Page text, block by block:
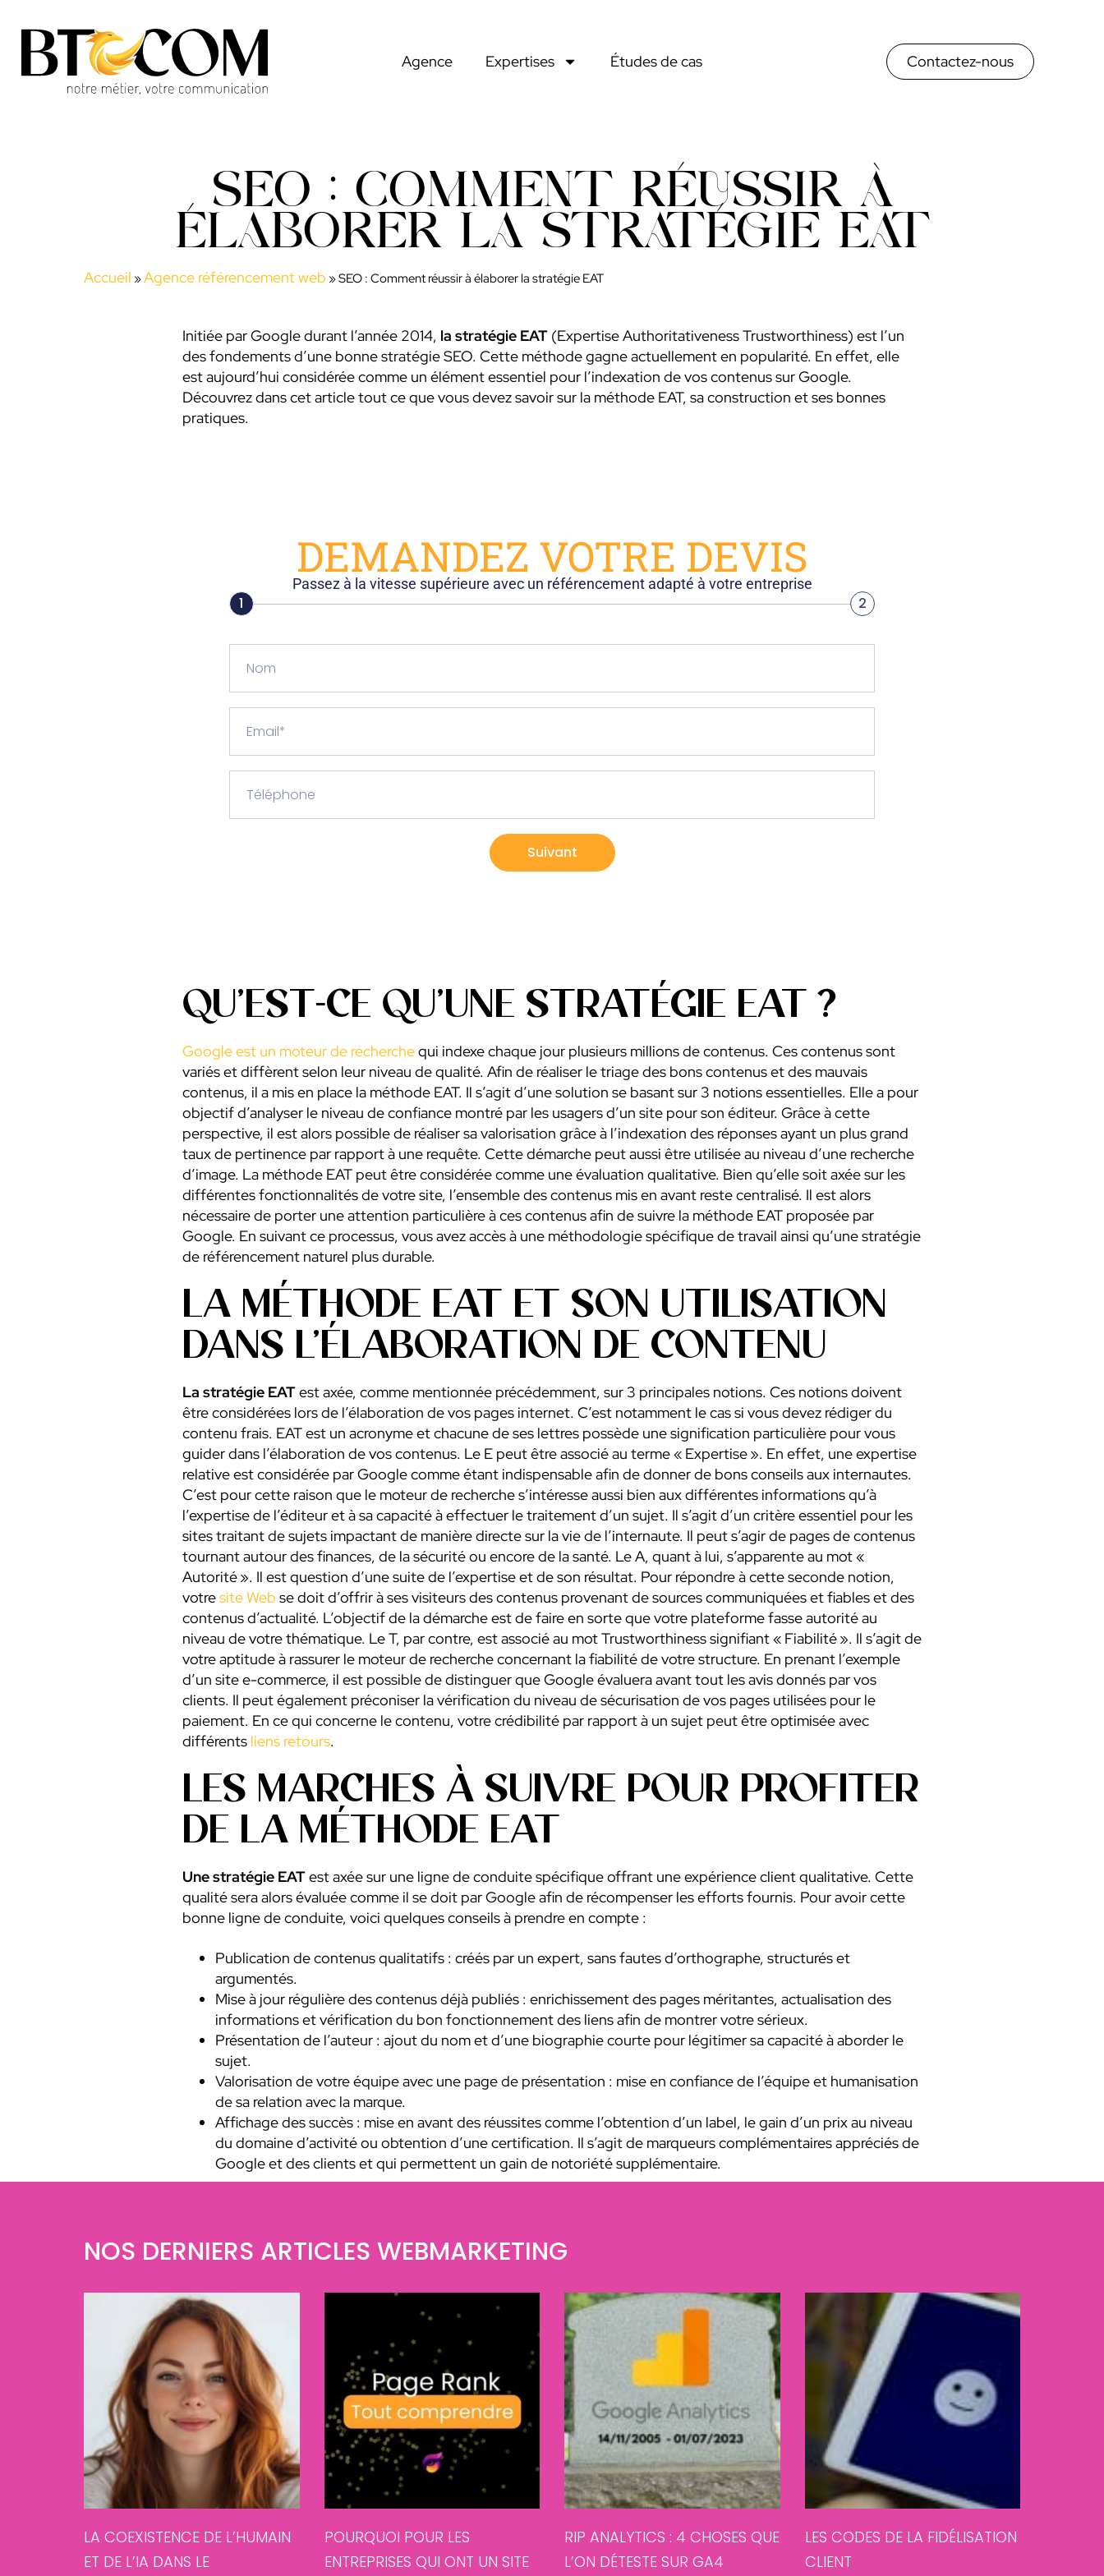
Agence Expertises Études de cas Contactez-nous
SEO : COMMENT RÉUSSIR À
ÉLABORER LA STRATÉGIE EAT
Accueil »Agence référencement web »SEO : Comment réussir à élaborer la stratégie EAT
Initiée par Google durant l’année 2014, la stratégie EAT (Expertise Authoritativeness Trustworthiness) est l’un
des fondements d’une bonne stratégie SEO. Cette méthode gagne actuellement en popularité. En effet, elle
est aujourd’hui considérée comme un élément essentiel pour l’indexation de vos contenus sur Google.
Découvrez dans cet article tout ce que vous devez savoir sur la méthode EAT, sa construction et ses bonnes
pratiques.
DEMANDEZ VOTRE DEVIS
Passez à la vitesse supérieure avec un référencement adapté à votre entreprise
1 2
Suivant
QU’EST-CE QU’UNE STRATÉGIE EAT ?
Google est un moteur de recherchequi indexe chaque jour plusieurs millions de contenus. Ces contenus sont
variés et diffèrent selon leur niveau de qualité. Afin de réaliser le triage des bons contenus et des mauvais
contenus, il a mis en place la méthode EAT. Il s’agit d’une solution se basant sur 3 notions essentielles. Elle a pour
objectif d’analyser le niveau de confiance montré par les usagers d’un site pour son éditeur. Grâce à cette
perspective, il est alors possible de réaliser sa valorisation grâce à l’indexation des réponses ayant un plus grand
taux de pertinence par rapport à une requête. Cette démarche peut aussi être utilisée au niveau d’une recherche
d’image. La méthode EAT peut être considérée comme une évaluation qualitative. Bien qu’elle soit axée sur les
différentes fonctionnalités de votre site, l’ensemble des contenus mis en avant reste centralisé. Il est alors
nécessaire de porter une attention particulière à ces contenus afin de suivre la méthode EAT proposée par
Google. En suivant ce processus, vous avez accès à une méthodologie spécifique de travail ainsi qu’une stratégie
de référencement naturel plus durable.
LA MÉTHODE EAT ET SON UTILISATION
DANS L’ÉLABORATION DE CONTENU
La stratégie EATest axée, comme mentionnée précédemment, sur 3 principales notions. Ces notions doivent
être considérées lors de l’élaboration de vos pages internet. C’est notamment le cas si vous devez rédiger du
contenu frais. EAT est un acronyme et chacune de ses lettres possède une signification particulière pour vous
guider dans l’élaboration de vos contenus. Le E peut être associé au terme « Expertise ». En effet, une expertise
relative est considérée par Google comme étant indispensable afin de donner de bons conseils aux internautes.
C’est pour cette raison que le moteur de recherche s’intéresse aussi bien aux différentes informations qu’à
l’expertise de l’éditeur et à sa capacité à effectuer le traitement d’un sujet. Il s’agit d’un critère essentiel pour les
sites traitant de sujets impactant de manière directe sur la vie de l’internaute. Il peut s’agir de pages de contenus
tournant autour des finances, de la sécurité ou encore de la santé. Le A, quant à lui, s’apparente au mot «
Autorité ». Il est question d’une suite de l’expertise et de son résultat. Pour répondre à cette seconde notion,
votresite Web se doit d’offrir à ses visiteurs des contenus provenant de sources communiquées et fiables et des
contenus d’actualité. L’objectif de la démarche est de faire en sorte que votre plateforme fasse autorité au
niveau de votre thématique. Le T, par contre, est associé au mot Trustworthiness signifiant « Fiabilité ». Il s’agit de
votre aptitude à rassurer le moteur de recherche concernant la fiabilité de votre structure. En prenant l’exemple
d’un site e-commerce, il est possible de distinguer que Google évaluera avant tout les avis donnés par vos
clients. Il peut également préconiser la vérification du niveau de sécurisation de vos pages utilisées pour le
paiement. En ce qui concerne le contenu, votre crédibilité par rapport à un sujet peut être optimisée avec
différents liens retours.
LES MARCHES À SUIVRE POUR PROFITER
DE LA MÉTHODE EAT
Une stratégie EATest axée sur une ligne de conduite spécifique offrant une expérience client qualitative. Cette
qualité sera alors évaluée comme il se doit par Google afin de récompenser les efforts fournis. Pour avoir cette
bonne ligne de conduite, voici quelques conseils à prendre en compte :
Publication de contenus qualitatifs : créés par un expert, sans fautes d’orthographe, structurés et
argumentés.
Mise à jour régulière des contenus déjà publiés : enrichissement des pages méritantes, actualisation des
informations et vérification du bon fonctionnement des liens afin de montrer votre sérieux.
Présentation de l’auteur : ajout du nom et d’une biographie courte pour légitimer sa capacité à aborder le
sujet.
Valorisation de votre équipe avec une page de présentation : mise en confiance de l’équipe et humanisation
de sa relation avec la marque.
Affichage des succès : mise en avant des réussites comme l’obtention d’un label, le gain d’un prix au niveau
du domaine d’activité ou obtention d’une certification. Il s’agit de marqueurs complémentaires appréciés de
Google et des clients et qui permettent un gain de notoriété supplémentaire.
NOS DERNIERS ARTICLES WEBMARKETING
LA COEXISTENCE DE L’HUMAIN
ET DE L’IA DANS LE
POURQUOI POUR LES
ENTREPRISES QUI ONT UN SITE
RIP ANALYTICS : 4 CHOSES QUE
L’ON DÉTESTE SUR GA4
LES CODES DE LA FIDÉLISATION
CLIENT